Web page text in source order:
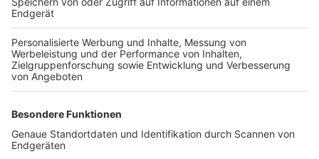
TOP-VEREINE
TOP-PARTNER